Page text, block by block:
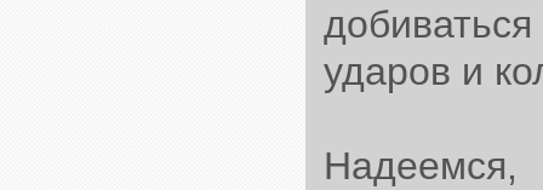
ударов и
Надеемся,